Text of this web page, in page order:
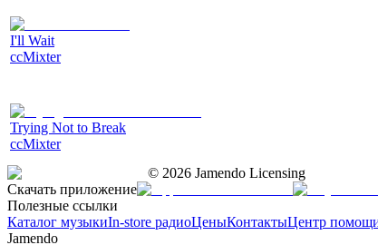
I'll Wait
ccMixter
Trying Not to Break
ccMixter
© 2026 Jamendo Licensing
Скачать приложение
Полезные ссылки
Каталог музыкиIn-store радиоЦеныКонтактыЦентр
Jamendo